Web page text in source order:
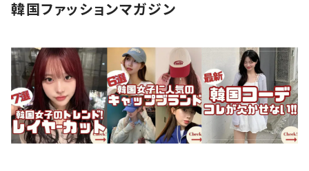
韓国ファッションマガジン